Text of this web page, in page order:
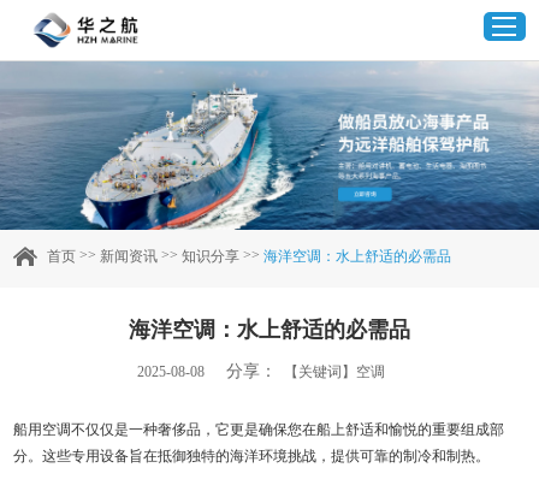
首页
产品中心
客户案例
新闻资讯
首页 >> 新闻资讯 >>知识分享 >>海洋空调：水上舒适的必需品
海洋空调：水上舒适的必需品
2025-08-08 分享： 【关键词】空调
船用空调不仅仅是一种奢侈品，它更是确保您在船上舒适和愉悦的重要组成部
分。这些专用设备旨在抵御独特的海洋环境挑战，提供可靠的制冷和制热。